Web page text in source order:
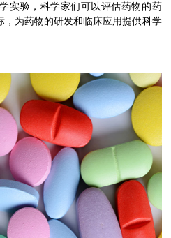
实验，科学家们可以评估药物的药
为药物的研发和临床应用提供科学